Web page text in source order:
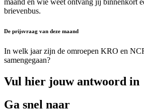
brievenbus.
De prijsvraag van deze maand
In welk jaar zijn de omroepen KRO en
samengegaan?
Vul hier jouw antwoord in
Ga snel naar